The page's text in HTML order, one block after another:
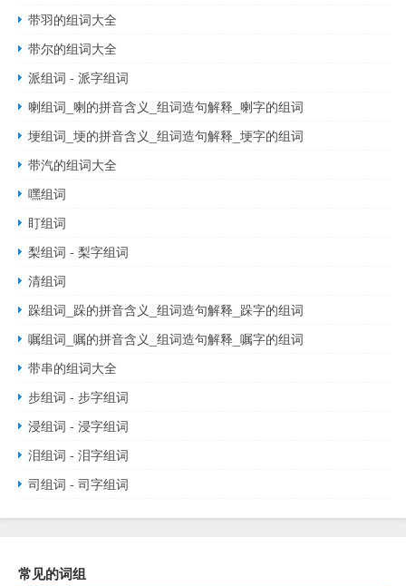
带羽的组词大全
带尔的组词大全
派组词 - 派字组词
喇组词_喇的拼音含义_组词造句解释_喇字的组词
埂组词_埂的拼音含义_组词造句解释_埂字的组词
带汽的组词大全
嘿组词
盯组词
梨组词 - 梨字组词
清组词
跺组词_跺的拼音含义_组词造句解释_跺字的组词
嘱组词_嘱的拼音含义_组词造句解释_嘱字的组词
带串的组词大全
步组词 - 步字组词
浸组词 - 浸字组词
泪组词 - 泪字组词
司组词 - 司字组词
常见的词组